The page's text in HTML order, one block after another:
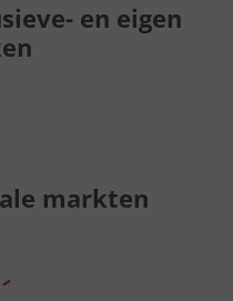
en eigen
markten